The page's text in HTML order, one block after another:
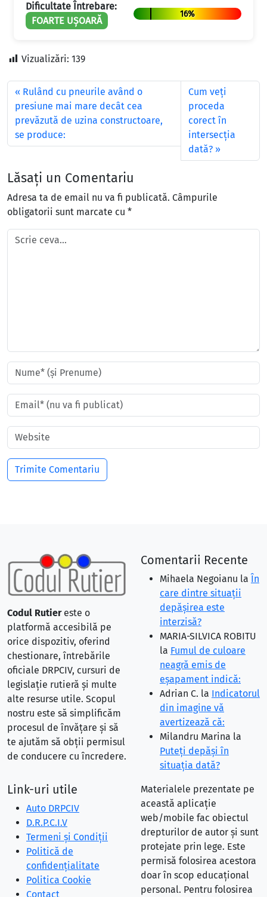
Dificultate Întrebare:
FOARTE UȘOARĂ
16%
Vizualizări: 139
Rulând cu pneurile având o
presiune mai mare decât cea
prevăzută de uzina constructoare,
se produce:
Cum veţi
proceda
corect în
intersecţia
dată?
Lăsați un Comentariu
Adresa ta de email nu va fi publicată. Câmpurile
obligatorii sunt marcate cu *
Codul Rutiereste o
platformă accesibilă pe
orice dispozitiv, oferind
chestionare, întrebările
oficiale DRPCIV, cursuri de
legislație rutieră și multe
alte resurse utile. Scopul
nostru este să simplificăm
procesul de învățare și să
te ajutăm să obții permisul
de conducere cu încredere.
Comentarii Recente
Mihaela Negoianu la În
care dintre situaţii
depăşirea este
interzisă?
MARIA-SILVICA ROBITU
la Fumul de culoare
neagră emis de
eşapament indică:
Adrian C. la Indicatorul
din imagine vă
avertizează că:
Milandru Marina la
Puteţi depăşi în
situaţia dată?
Link-uri utile
Auto DRPCIV
D.R.P.C.I.V
Termeni și Condiții
Politică de
confidențialitate
Politica Cookie
Contact
Materialele prezentate pe
această aplicație
web/mobile fac obiectul
drepturilor de autor și sunt
protejate prin lege. Este
permisă folosirea acestora
doar în scop educațional
personal. Pentru folosirea